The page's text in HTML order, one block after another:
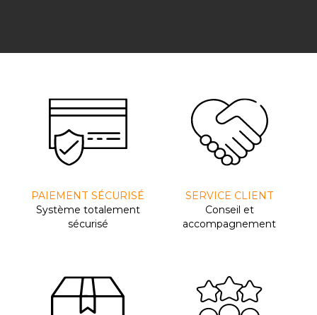
PAIEMENT SÉCURISÉ
Système totalement
sécurisé
SERVICE CLIENT
Conseil et
accompagnement